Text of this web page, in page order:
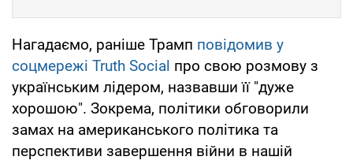
Нагадаємо, раніше Трамп повідомив у
соцмережі Truth Social про свою розмову з
українським лідером, назвавши її "дуже
хорошою". Зокрема, політики обговорили
замах на американського політика та
перспективи завершення війни в нашій